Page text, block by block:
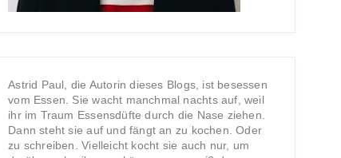
Astrid Paul, die Autorin dieses Blogs, ist besessen
vom Essen. Sie wacht manchmal nachts auf, weil
ihr im Traum Essensdüfte durch die Nase ziehen.
Dann steht sie auf und fängt an zu kochen. Oder
zu schreiben. Vielleicht kocht sie auch nur, um